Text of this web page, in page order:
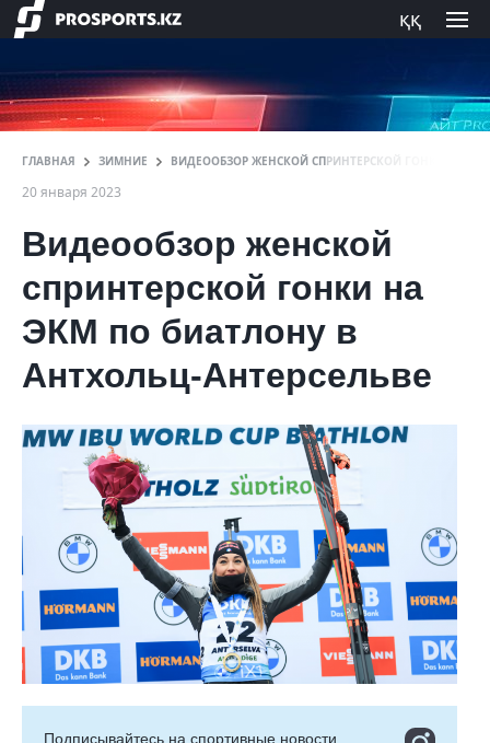
ққ
ГЛАВНАЯ ЗИМНИЕ ВИДЕООБЗОР ЖЕНСКОЙ СПРИНТЕРСКОЙ ГОНКИ НА
20 января 2023
Видеообзор женской
спринтерской гонки на
ЭКМ по биатлону в
Антхольц-Антерсельве
Подписывайтесь на cпортивные новости